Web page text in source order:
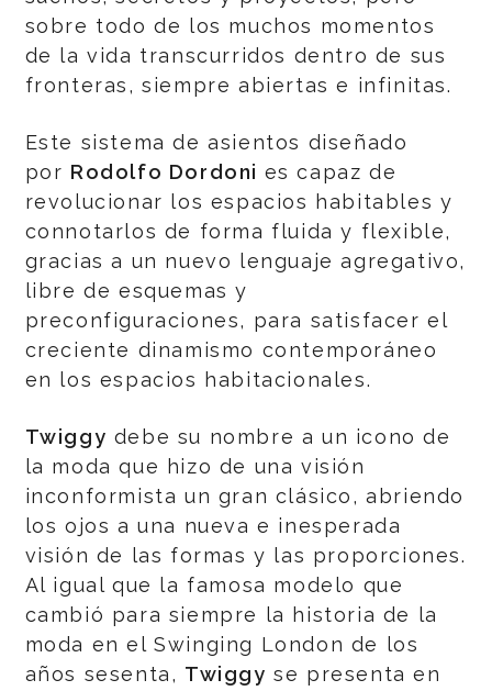
sobre todo de los muchos momentos
de la vida transcurridos dentro de sus
fronteras, siempre abiertas e infinitas.
Este sistema de asientos diseñado
por Rodolfo Dordoni es capaz de
revolucionar los espacios habitables y
connotarlos de forma fluida y flexible,
gracias a un nuevo lenguaje agregativo,
libre de esquemas y
preconfiguraciones, para satisfacer el
creciente dinamismo contemporáneo
en los espacios habitacionales.
Twiggy debe su nombre a un icono de
la moda que hizo de una visión
inconformista un gran clásico, abriendo
los ojos a una nueva e inesperada
visión de las formas y las proporciones.
Al igual que la famosa modelo que
cambió para siempre la historia de la
moda en el Swinging London de los
años sesenta, Twiggy se presenta en